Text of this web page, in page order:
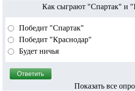
Как сыграют "Спартак" и
Победит "Спартак"
Победит "Краснодар"
Будет ничья
Показать все